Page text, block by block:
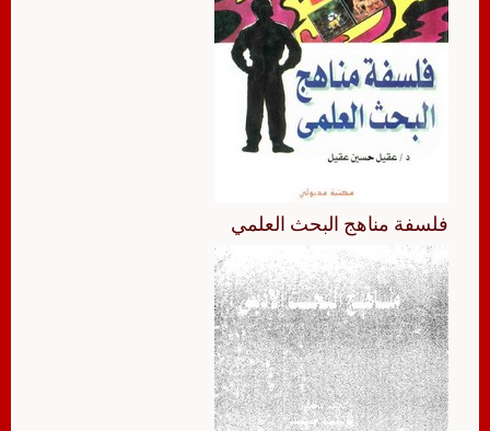
فلسفة مناهج البحث العلمي